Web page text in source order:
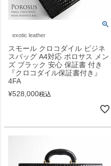
exotic leather
スモール クロコダイル ビジネ
スバッグ A4対応 ポロサス メン
ズ ブラック 安心 保証書 付き
『クロコダイル保証書付き』
4FA
¥528,000税込